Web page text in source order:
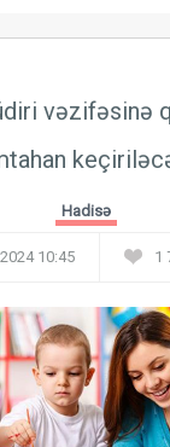
vəzifəsinə
Hadisə
10:45 1